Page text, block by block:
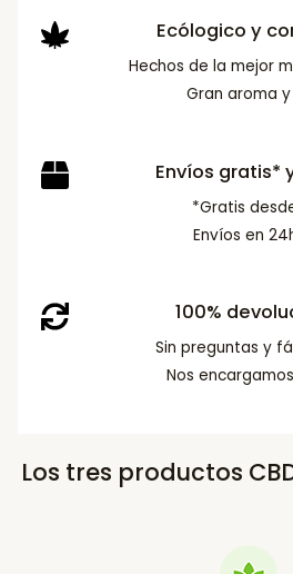
Ecólogico y
Hechos de la mejor
Gran aroma
Envíos gratis*
*Gratis
Envíos en
100%
Sin preguntas y
Nos
Los tres productos